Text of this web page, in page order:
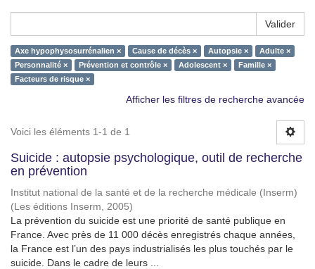
Valider
Axe hypophysosurrénalien × Cause de décès × Autopsie ×
Adulte ×
Personnalité ×
Prévention et contrôle × Adolescent ×
Famille ×
Facteurs de risque ×
Afficher les filtres de recherche avancée
Voici les éléments 1-1 de 1
Suicide : autopsie psychologique, outil de recherche
en prévention
Institut national de la santé et de la recherche médicale (Inserm)
(Les éditions Inserm, 2005)
La prévention du suicide est une priorité de santé publique en
France. Avec près de 11 000 décès enregistrés chaque années,
la France est l’un des pays industrialisés les plus touchés par le
suicide. Dans le cadre de leurs ...